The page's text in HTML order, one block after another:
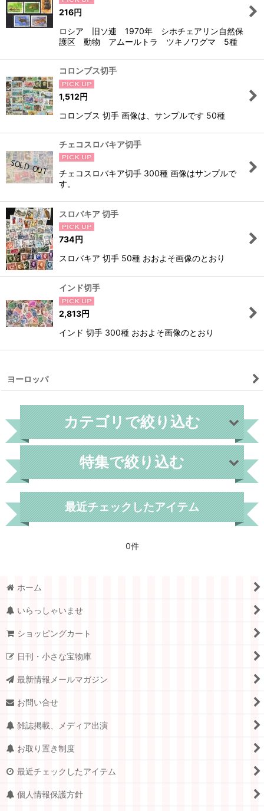
216円
ロシア 旧ソ連 1970年 シホチェアリン自然保
護区 動物 アムールトラ ツキノワグマ 5種
コロンブス切手
1,512円
コロンブス 切手 画像は、サンプルです 50種
チェコスロバキア切手
チェコスロバキア切手 300種 画像はサンプルで
す。
スロバキア 切手
734円
スロバキア 切手 50種 おおよそ画像のとおり
インド切手
2,813円
インド 切手 300種 おおよそ画像のとおり
ヨーロッパ
カテゴリで絞り込む
外国切手 特集で絞り込む
世界各国
ノルウェー
フランス
スイス
ドイツ.ベルリン
チェコ
アメリカ
イギリス
ポーランド
イタリア
最近チェックしたアイテム
0件
ホーム
いらっしゃいませ
ショッピングカート
日刊・小さな宝物庫
最新情報メールマガジン
お問い合せ
雑誌掲載、メディア出演
お取り置き制度
最近チェックしたアイテム
個人情報保護方針